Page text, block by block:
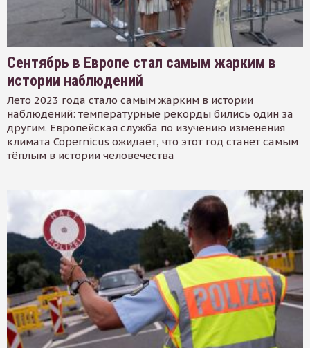
Сентябрь в Европе стал самым жарким в
истории наблюдений
Лето 2023 года стало самым жарким в истории
наблюдений: температурные рекорды бились один за
другим. Европейская служба по изучению изменения
климата Copernicus ожидает, что этот год станет самым
тёплым в истории человечества